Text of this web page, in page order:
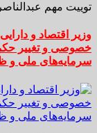
توییت مهم
وزیر اقتصاد و
خصوصی و تغییر
سرمایه‌های ملی و